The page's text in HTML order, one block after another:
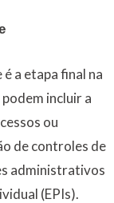
a etapa final na
incluir a
ou
de controles de
administrativos
(EPIs).